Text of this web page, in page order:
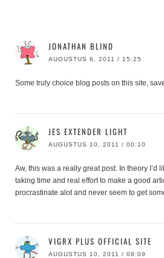
JONATHAN BLIND
AUGUSTUS 6, 2011 / 15:25
Some truly choice blog posts on this site,
JES EXTENDER LIGHT
AUGUSTUS 10, 2011 / 00:10
Aw, this was a really great post. In theory I’d
taking time and real effort to make a good
procrastinate alot and never seem to get
VIGRX PLUS OFFICIAL SITE
AUGUSTUS 10, 2011 / 08:09